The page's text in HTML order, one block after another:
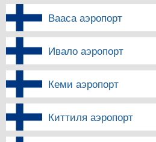
Вааса аэропорт
Ивало аэропорт
Кеми аэропорт
Киттиля аэропорт